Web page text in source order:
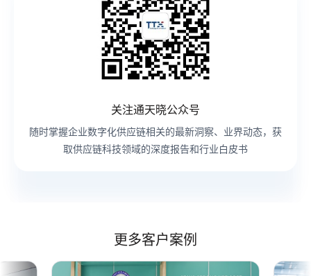
关注通天晓公众号
随时掌握企业数字化供应链相关的最新洞察、业界动态，获
取供应链科技领域的深度报告和行业白皮书
更多客户案例